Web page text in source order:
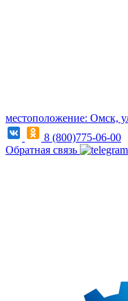
местоположение: Омск,
8 (800)775-06-00
Обратная связь